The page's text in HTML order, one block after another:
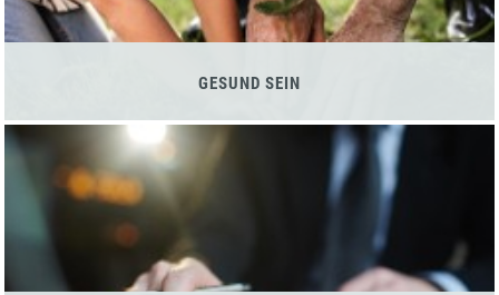
GESUND SEIN